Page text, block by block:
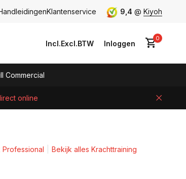
Klantenservice 9,4 @ Kiyoh
Incl.Excl.BTW Inloggen
0
Commercial
online
Professional Bekijk alles Krachttraining